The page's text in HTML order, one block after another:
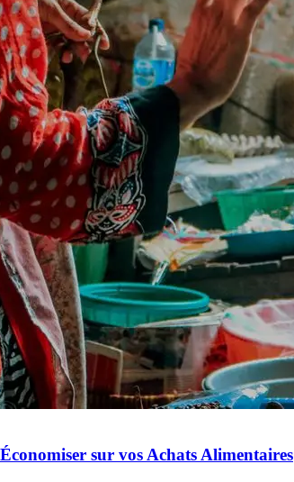
sur vos Achats Alimentaires